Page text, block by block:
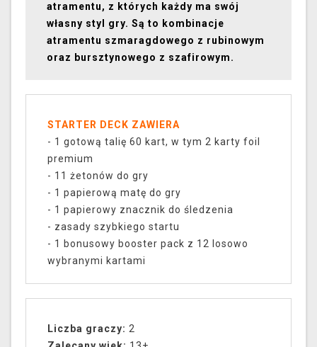
atramentu, z których każdy ma swój
własny styl gry. Są to kombinacje
atramentu szmaragdowego z rubinowym
oraz bursztynowego z szafirowym.
STARTER DECK ZAWIERA
- 1 gotową talię 60 kart, w tym 2 karty foil
premium
- 11 żetonów do gry
- 1 papierową matę do gry
- 1 papierowy znacznik do śledzenia
- zasady szybkiego startu
- 1 bonusowy booster pack z 12 losowo
wybranymi kartami
Liczba graczy: 2